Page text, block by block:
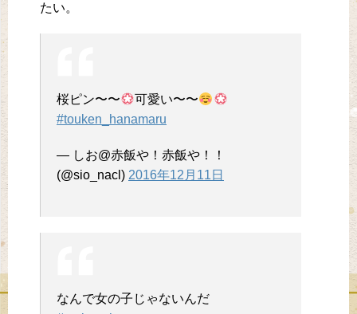
たい。
桜ピン〜〜
可愛い〜〜
#touken_hanamaru
— しお@赤飯や！赤飯や！！
(@sio_nacl) 2016年12月11日
なんで女の子じゃないんだ